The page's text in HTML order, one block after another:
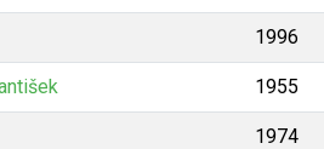
1996
1955
1974